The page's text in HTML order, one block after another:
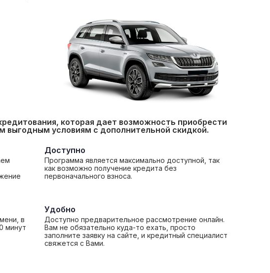
которая дает возможность приобрести
выгодным условиям с дополнительной скидкой.
Доступно
Программа является максимально доступной, так
как возможно получение кредита без
первоначального взноса.
в
минут
Удобно
Доступно предварительное рассмотрение онлайн.
Вам не обязательно куда-то ехать, просто
заполните заявку на сайте, и кредитный специалист
свяжется с Вами.